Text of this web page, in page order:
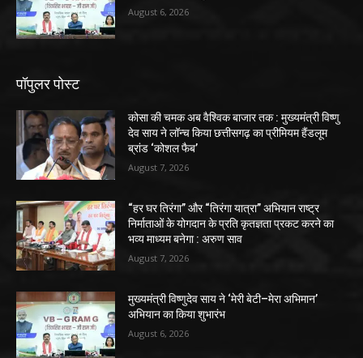
August 6, 2026
पॉपुलर पोस्ट
कोसा की चमक अब वैश्विक बाजार तक : मुख्यमंत्री विष्णु
देव साय ने लॉन्च किया छत्तीसगढ़ का प्रीमियम हैंडलूम
ब्रांड ‘कोशल फैब’
August 7, 2026
“हर घर तिरंगा” और “तिरंगा यात्रा” अभियान राष्ट्र
निर्माताओं के योगदान के प्रति कृतज्ञता प्रकट करने का
भव्य माध्यम बनेगा : अरुण साव
August 7, 2026
मुख्यमंत्री विष्णुदेव साय ने ‘मेरी बेटी–मेरा अभिमान’
अभियान का किया शुभारंभ
August 6, 2026